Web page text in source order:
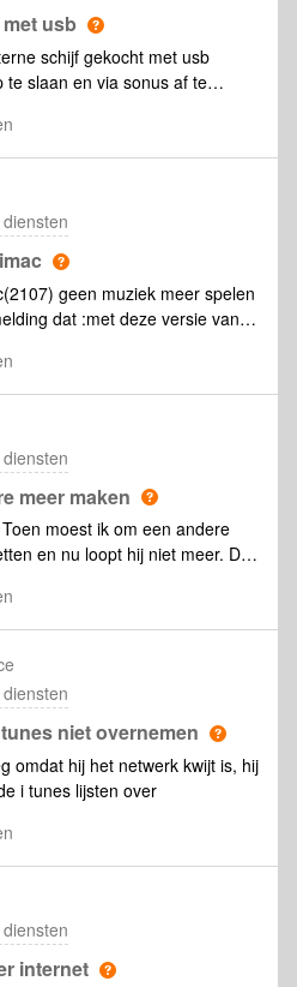
usb
schijf gekocht met usb
slaan en via sonus af te
de usb poort aan sonus. Ik wil
waarop ook de pc
wd harde schijf heeft geen
koppel ik dit apparaat?
geen muziek meer spelen
dat :met deze versie van
op externe schijven delen
alles als een tierelier.Met geen
meer maken
moest ik om een andere
en nu loopt hij niet meer. Dus
Na alle stappen
Waarom kan de
niet toegevoegd worden?
werd was er geen probleem.
niet overnemen
omdat hij het netwerk kwijt is, hij
i tunes lijsten over
internet